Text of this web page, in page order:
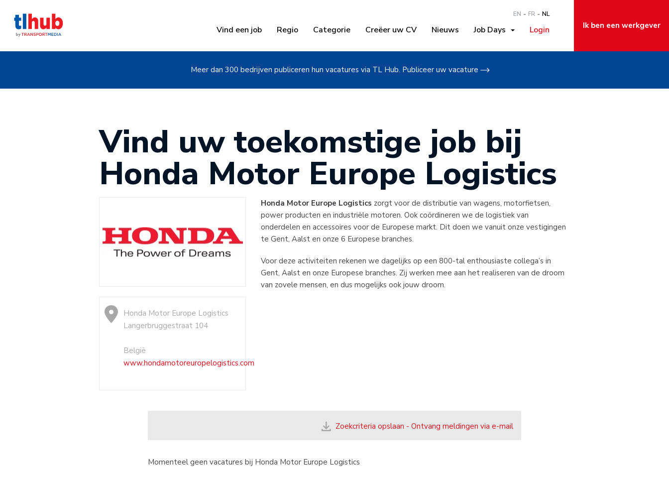
EN FR NL
Vind een job Regio Categorie Creëer uw CV Nieuws Job Days Login Ik ben een werkgever
Meer dan 300 bedrijven publiceren hun vacatures via TL Hub. Publiceer uw vacature
Vind uw toekomstige job bij
Honda Motor Europe Logistics
Honda Motor Europe Logistics
Langerbruggestraat 104
België
www.hondamotoreuropelogistics.com
Honda Motor Europe Logistics zorgt voor de distributie van wagens, motorfietsen,
power producten en industriële motoren. Ook coördineren we de logistiek van
onderdelen en accessoires voor de Europese markt. Dit doen we vanuit onze vestigingen
te Gent, Aalst en onze 6 Europese branches.
Voor deze activiteiten rekenen we dagelijks op een 800-tal enthousiaste collega’s in
Gent, Aalst en onze Europese branches. Zij werken mee aan het realiseren van de droom
van zovele mensen, en dus mogelijks ook jouw droom.
Zoekcriteria opslaan - Ontvang meldingen via e-mail
Momenteel geen vacatures bij Honda Motor Europe Logistics